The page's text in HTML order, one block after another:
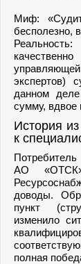
Миф:
бесполезно,
экспертов)
данном
сумму,
История
к
АО «ОТСК»
доводы.
пункт
изменило
полная